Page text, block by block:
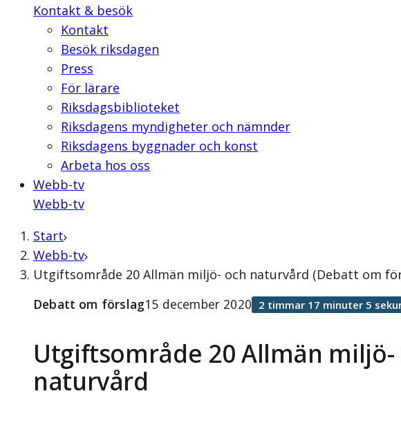
Kontakt & besök
Kontakt
Besök riksdagen
Press
För lärare
Riksdagsbiblioteket
Riksdagens myndigheter och nämnder
Riksdagens byggnader och konst
Arbeta hos oss
Webb-tv
Webb-tv
Start
Webb-tv
Utgiftsområde 20 Allmän miljö- och naturvård (Debatt om
Utgiftsområde 20 Allmän miljö-
naturvård
Debatt om förslag15 december 2020 2 timmar 17 minuter 5